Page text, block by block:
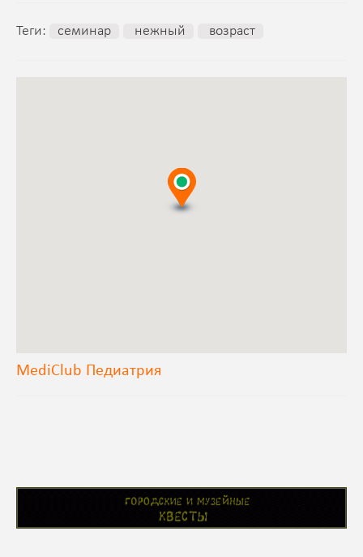
Теги: семинар нежный возраст
MediClub Педиатрия